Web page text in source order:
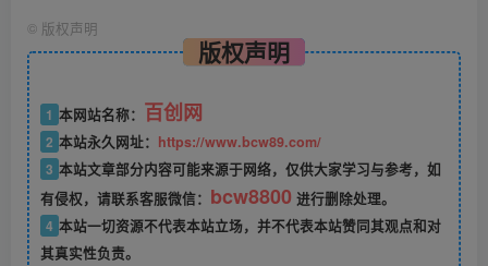
© 版权声明
版权声明
1 本网站名称： 百创网
2 本站永久网址： https://www.bcw89.com/
3 本站文章部分内容可能来源于网络，仅供大家学习与参考，如
有侵权，请联系客服微信： bcw8800 进行删除处理。
4 本站一切资源不代表本站立场，并不代表本站赞同其观点和对
其真实性负责。